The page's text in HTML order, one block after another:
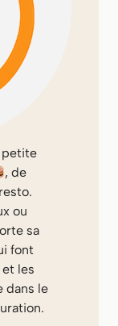
petite
, de
ou
sa
font
les
dans le